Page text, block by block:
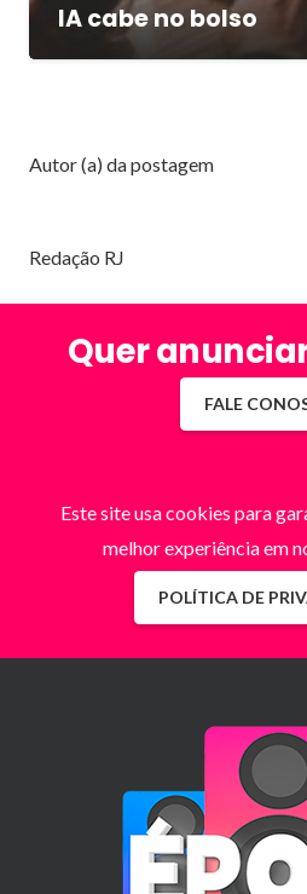
IA cabe no bolso
Autor (a) da postagem
Redação RJ
Quer anunciar
FALE
Este site usa cookies para
melhor experiência em
POLÍTICA DE